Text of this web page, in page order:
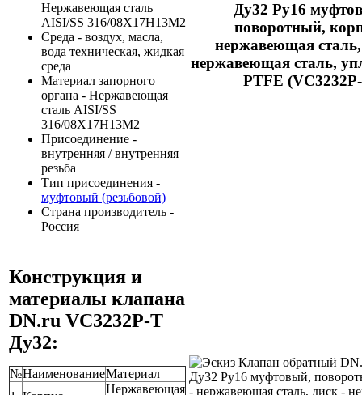
Нержавеющая сталь
AISI/SS 316/08Х17Н13М2
Среда - воздух, масла,
вода техническая, жидкая
среда
Материал запорного
органа - Нержавеющая
сталь AISI/SS
316/08Х17Н13М2
Присоединение -
внутренняя / внутренняя
резьба
Тип присоединения -
муфтовый (резьбовой)
Страна производитель -
Россия
Ду32 Ру16
поворотный,
нержавеющая
нержавеющая сталь,
PTFE
Конструкция и
материалы клапана
DN.ru VC3232P-T
Ду32:
№НаименованиеМатериал
Нержавеющая